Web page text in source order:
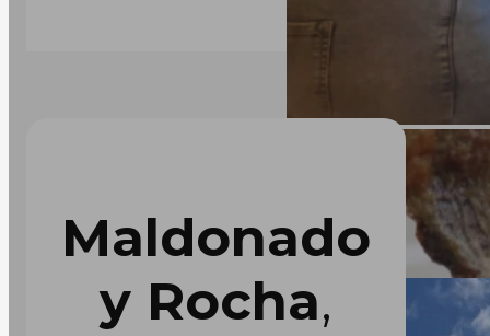
Maldonado
y Rocha,